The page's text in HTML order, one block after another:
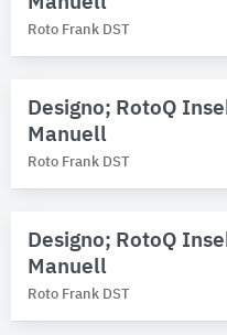
Roto Frank DST
Designo; RotoQ
Manuell
Roto Frank DST
Designo; RotoQ
Manuell
Roto Frank DST